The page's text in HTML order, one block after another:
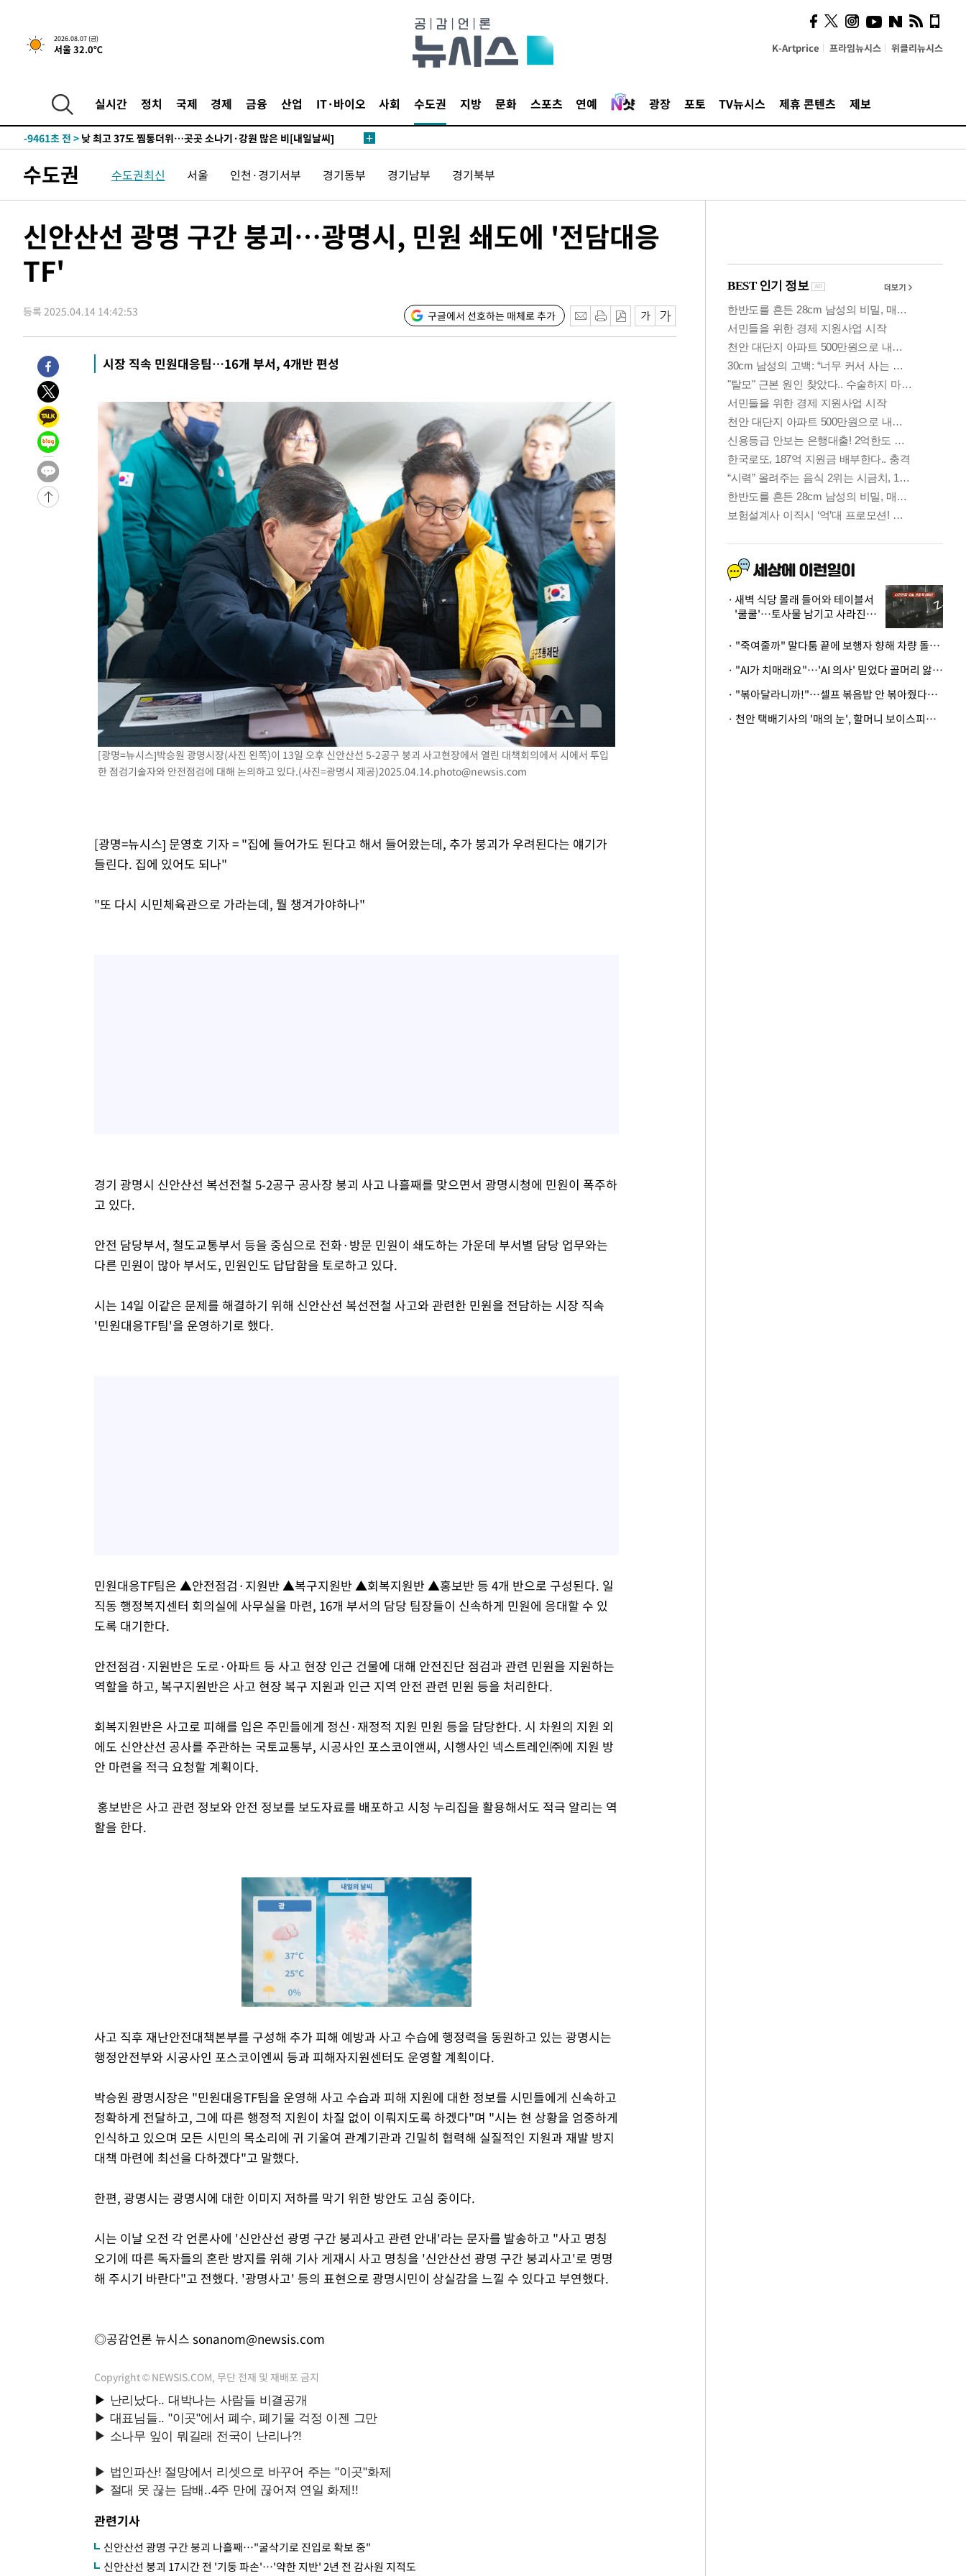
2026.08.07 (금)
서울 32.0℃ K-Artprice 프라임뉴시스 위클리뉴시스
실시간 정치 국제 경제 금융 산업 IT·바이오 사회 수도권 지방 문화 스포츠 연예 광장 포토 TV뉴시스 제휴 콘텐츠 제보
↓-20910초 전 >[속보]이 대통령 "부동산 공급 기존 사고방식 매달리지 말고 과감히
실천"
-19995초 전 >이란, "오만과 '중앙 단일 루트' 합의…북쪽 인바운드·남쪽 아웃바
-11527초 전 >
[속보]이 대통령, '호우피해' 안동·의성 관할 4개 면 특별재난지역
-11490초 전 >
갈 수도
-9461초 전 > 낮 최고 37도 찜통더위…곳곳 소나기·강원 많은 비[내일날씨]
응"
-4623초 전 > 여자배구 이재영·이다영 자매, 아제르바이잔 투란VC 입단
-3876초 전 >외국인 심판 성 접대 7경기 들여다보니…한국 축구 '5승 2무'
-3563초 전 >[속보]코스피, 6200선 약보합…0.60% 내린 6258.77에 마쳐
-3543초 전 >
-3432초 전 >
10분 전 >외신들도 주목한 韓축구 파문…"국민적 공분에 수사 재개"
10분 전 >11시간 압수수색에 성접대 파문까지…'쑥대밭' 된 축구협회
26분 전 >
[속보]규제합리화위원회 부위원장에 김태유 서울대 공대 교수…이병태
후임
-28480초 전 >
-25619초 전 >
미 사업체 일자리, 7월에 2.3만개 순감하고 그 전 2개월 10.3만개
하향수정 (2보)
-25067초 전 >
[속보] 미 사업체, 일자리 7월에 2.3만 개 줄어…실업률은 4.1%로
-20930초 전 >
[속보]이 대통령 "부동산 공급 기존 사고방식 매달리지 말고 과감히
실천"
-20015초 전 >
이란, "오만과 '중앙 단일 루트' 합의…북쪽 인바운드·남쪽 아웃바
운드는 임시"
-11583초 전 >
"낮 기온 소폭 하락"…수도권 폭염중대경보, 폭염경보로 하향
-11547초 전 >
[속보]이 대통령, '호우피해' 안동·의성 관할 4개 면 특별재난지역
[단독]중수청 지원 검사들, 정원 초과 시 낮은 계급 임용…희망지 못
낮 최고 37도 찜통더위…곳곳 소나기·강원 많은 비[내일날씨]
SK하이닉스, 용인·청주 팹에 54조 투자…"AI 메모리 수요 선제 대
여자배구 이재영·이다영 자매, 아제르바이잔 투란VC 입단
외국인 심판 성 접대 7경기 들여다보니…한국 축구 '5승 2무'
[속보]코스닥, 2.86포인트(0.36%) 내린 798.81마감
[속보]코스피, 6200선 약보합…0.60% 내린 6258.77에 마쳐
[속보]원·달러 환율, 7.7원 내린 1416.1원 마감
[속보] 노원서 40.1도 관측…서울, 2018년 이후 첫 40도
[속보]종합특검, '계엄 수용공간 확보' 신용해 前교정본부장 기소
외신들도 주목한 韓축구 파문…"국민적 공분에 수사 재개"
11시간 압수수색에 성접대 파문까지…'쑥대밭' 된 축구협회
[속보]규제합리화위원회 부위원장에 김태유 서울대 공대 교수…이병태
수도권 수도권최신 서울 인천·경기서부 경기동부 경기남부 경기북부
신안산선 광명 구간 붕괴…광명시, 민원 쇄도에 '전담대응
TF'
등록 2025.04.14 14:42:53 구글에서 선호하는 매체로 추가
시장 직속 민원대응팀…16개 부서, 4개반 편성
[광명=뉴시스]박승원 광명시장(사진 왼쪽)이 13일 오후 신안산선 5-2공구 붕괴 사고현장에서 열린 대책회의에서 시에서 투입
한 점검기술자와 안전점검에 대해 논의하고 있다.(사진=광명시 제공)2025.04.14.photo@newsis.com
[광명=뉴시스] 문영호 기자 = "집에 들어가도 된다고 해서 들어왔는데, 추가 붕괴가 우려된다는 얘기가
들린다. 집에 있어도 되나"
"또 다시 시민체육관으로 가라는데, 뭘 챙겨가야하나"
경기 광명시 신안산선 복선전철 5-2공구 공사장 붕괴 사고 나흘째를 맞으면서 광명시청에 민원이 폭주하
고 있다.
안전 담당부서, 철도교통부서 등을 중심으로 전화·방문 민원이 쇄도하는 가운데 부서별 담당 업무와는
다른 민원이 많아 부서도, 민원인도 답답함을 토로하고 있다.
시는 14일 이같은 문제를 해결하기 위해 신안산선 복선전철 사고와 관련한 민원을 전담하는 시장 직속
'민원대응TF팀'을 운영하기로 했다.
민원대응TF팀은 ▲안전점검·지원반 ▲복구지원반 ▲회복지원반 ▲홍보반 등 4개 반으로 구성된다. 일
직동 행정복지센터 회의실에 사무실을 마련, 16개 부서의 담당 팀장들이 신속하게 민원에 응대할 수 있
도록 대기한다.
안전점검·지원반은 도로·아파트 등 사고 현장 인근 건물에 대해 안전진단 점검과 관련 민원을 지원하는
역할을 하고, 복구지원반은 사고 현장 복구 지원과 인근 지역 안전 관련 민원 등을 처리한다.
회복지원반은 사고로 피해를 입은 주민들에게 정신·재정적 지원 민원 등을 담당한다. 시 차원의 지원 외
에도 신안산선 공사를 주관하는 국토교통부, 시공사인 포스코이앤씨, 시행사인 넥스트레인㈜에 지원 방
안 마련을 적극 요청할 계획이다.
홍보반은 사고 관련 정보와 안전 정보를 보도자료를 배포하고 시청 누리집을 활용해서도 적극 알리는 역
할을 한다.
Mute
사고 직후 재난안전대책본부를 구성해 추가 피해 예방과 사고 수습에 행정력을 동원하고 있는 광명시는
행정안전부와 시공사인 포스코이엔씨 등과 피해자지원센터도 운영할 계획이다.
박승원 광명시장은 "민원대응TF팀을 운영해 사고 수습과 피해 지원에 대한 정보를 시민들에게 신속하고
정확하게 전달하고, 그에 따른 행정적 지원이 차질 없이 이뤄지도록 하겠다"며 "시는 현 상황을 엄중하게
인식하고 있으며 모든 시민의 목소리에 귀 기울여 관계기관과 긴밀히 협력해 실질적인 지원과 재발 방지
대책 마련에 최선을 다하겠다"고 말했다.
한편, 광명시는 광명시에 대한 이미지 저하를 막기 위한 방안도 고심 중이다.
시는 이날 오전 각 언론사에 '신안산선 광명 구간 붕괴사고 관련 안내'라는 문자를 발송하고 "사고 명칭
오기에 따른 독자들의 혼란 방지를 위해 기사 게재시 사고 명칭을 '신안산선 광명 구간 붕괴사고'로 명명
해 주시기 바란다"고 전했다. '광명사고' 등의 표현으로 광명시민이 상실감을 느낄 수 있다고 부연했다.
◎공감언론 뉴시스 sonanom@newsis.com
Copyright © NEWSIS.COM, 무단 전재 및 재배포 금지
관련기사
신안산선 광명 구간 붕괴 나흘째…"굴삭기로 진입로 확보 중"
신안산선 붕괴 17시간 전 '기둥 파손'…'약한 지반' 2년 전 감사원 지적도
시, 스마트폰 액세서리에
NFC 더했다
새벽 식당 몰래 들어와 테이블서
'쿨쿨'…토사물 남기고 사라진 남
· "죽여줄까" 말다툼 끝에 보행자 향해 차량 돌진…50대 여성 중상
· "AI가 치매래요"…'AI 의사' 믿었다 골머리 앓는 美 의료계 '경고'
· "볶아달라니까!"…셀프 볶음밥 안 볶아줬다고 사장 폭행한 손님
· 천안 택배기사의 '매의 눈', 할머니 보이스피싱 피해 막아